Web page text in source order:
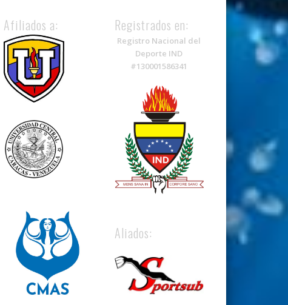
Afiliados a: Registrados en:
Registro Nacional del
Deporte IND
#130001586341
Aliados: